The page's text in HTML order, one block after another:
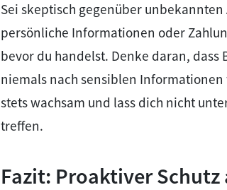
Sei skeptisch gegenüber
persönliche Informationen oder
bevor du handelst. Denke daran,
niemals nach sensiblen
stets wachsam und lass dich nicht
treffen.
Fazit: Proaktiver Schutz